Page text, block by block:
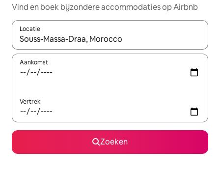
Vind en boek bijzondere accommodaties op Airbnb
Locatie
Wanneer er resultaten beschikbaar zijn, maak je een keuze
Aankomst
Vertrek
Zoeken